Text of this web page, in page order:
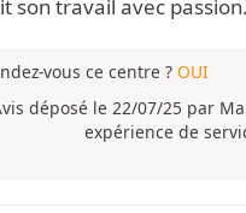
son travail avec passion.
vous ce centre ? OUI
déposé le 22/07/25 par
expérience de